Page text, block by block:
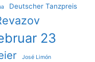
Deutscher Tanzpreis
23
José Limón